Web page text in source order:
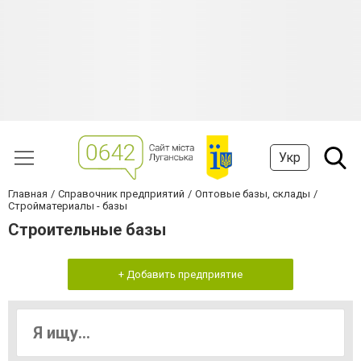
Укр
Главная Справочник предприятий
Оптовые базы, склады
Стройматериалы - базы
Строительные базы
+ Добавить предприятие